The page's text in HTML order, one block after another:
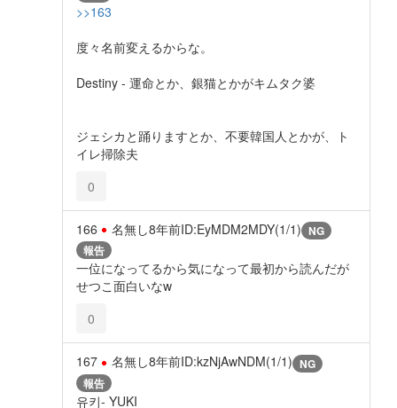
>>163
度々名前変えるからな。
Destiny - 運命とか、銀猫とかがキムタク婆
ジェシカと踊りますとか、不要韓国人とかが、ト
イレ掃除夫
0
166 名無し8年前ID:EyMDM2MDY(1/1) NG
報告
一位になってるから気になって最初から読んだが
せつこ面白いなw
0
167 名無し8年前ID:kzNjAwNDM(1/1) NG
報告
유키- YUKI